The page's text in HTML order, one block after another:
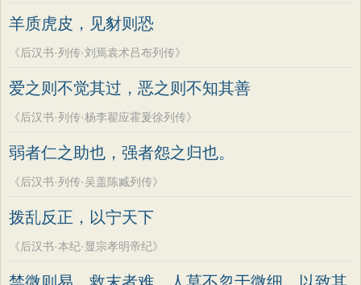
羊质虎皮，见豺则恐
《后汉书·列传·刘焉袁术吕布列传》
爱之则不觉其过，恶之则不知其善
《后汉书·列传·杨李翟应霍爰徐列传》
弱者仁之助也，强者怨之归也。
《后汉书·列传·吴盖陈臧列传》
拨乱反正，以宁天下
《后汉书·本纪·显宗孝明帝纪》